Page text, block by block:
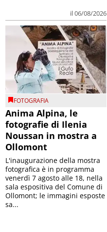
il 06/08/2026
FOTOGRAFIA
Anima Alpina, le
fotografie di Ilenia
Noussan in mostra a
Ollomont
L'inaugurazione della mostra
fotografica è in programma
venerdì 7 agosto alle 18, nella
sala espositiva del Comune di
Ollomont; le immagini esposte
sa...